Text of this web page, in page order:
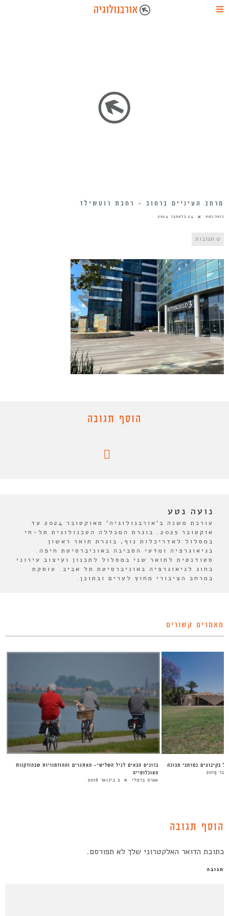
מרחב העיניים ברחוב – רחבת רוטשילד
נועה נטע 24 בדצמבר 2024
0 תגובות
הוסף תגובה
נועה נטע
עורכת משנה ב'אורבנולוגיה' מאוקטובר 2024 עד
אוקטובר 2025. בוגרת המכללה הטכנולוגית תל-חי
במסלול לאדריכלות נוף, בוגרת תואר ראשון
בגיאוגרפיה ומדעי הסביבה באוניברסיטת חיפה.
סטודנטית לתואר שני במסלול לתכנון ועיצוב עירוני
בחוג לגיאוגרפיה באוניברסיטת תל אביב. עוסקת
במרחב הציבורי מחוץ לערים ובתוכן.
מאמרים קשורים
ברוכים הבאים לגיל השלישי- האתגרים וההזדמנויות שבהזדקנות
האוכלוסייה
אפרת ברמלי 3 בינואר 2018
בקיבוצים כמרחבי מבוכה
הוסף תגובה
כתובת הדואר האלקטרוני שלך לא תפורסם.
תגובה